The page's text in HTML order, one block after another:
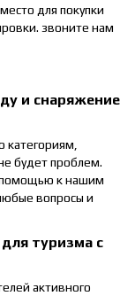
для покупки
звоните нам
и снаряжение
категориям,
будет проблем.
помощью к нашим
вопросы и
туризма с
активного